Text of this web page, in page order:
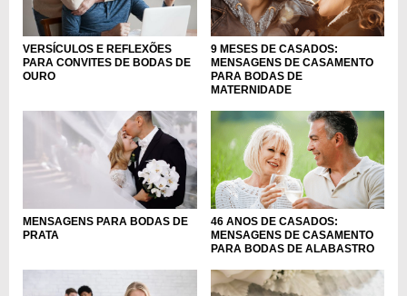
VERSÍCULOS E REFLEXÕES
PARA CONVITES DE BODAS DE
OURO
9 MESES DE CASADOS:
MENSAGENS DE CASAMENTO
PARA BODAS DE
MATERNIDADE
MENSAGENS PARA BODAS DE
PRATA
46 ANOS DE CASADOS:
MENSAGENS DE CASAMENTO
PARA BODAS DE ALABASTRO